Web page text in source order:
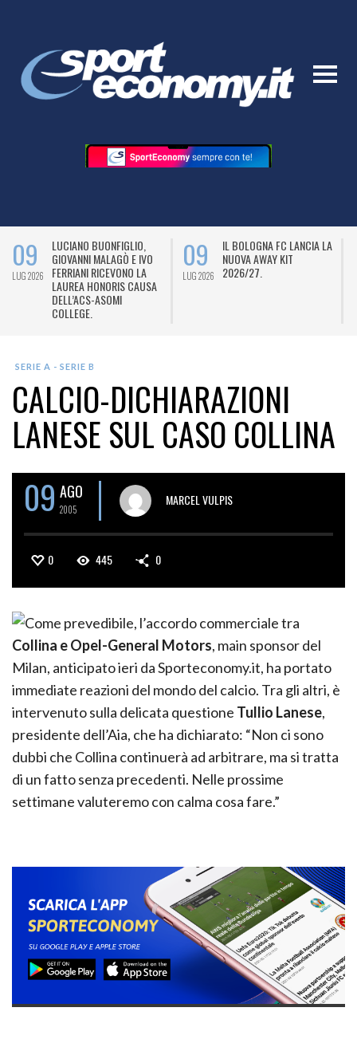
09
LUG 2026
LUCIANO BUONFIGLIO,
GIOVANNI MALAGÒ E IVO
FERRIANI RICEVONO LA
LAUREA HONORIS CAUSA
DELL’ACS-ASOMI
COLLEGE.
09
LUG 2026
IL BOLOGNA FC LANCIA LA
NUOVA AWAY KIT
2026/27.
SERIE A - SERIE B
CALCIO-DICHIARAZIONI
LANESE SUL CASO COLLINA
09 AGO
2005
MARCEL VULPIS
0 445 0
Come prevedibile, l’accordo commerciale tra
Collina e Opel-General Motors, main sponsor del
Milan, anticipato ieri da Sporteconomy.it, ha portato
immediate reazioni del mondo del calcio. Tra gli altri, è
intervenuto sulla delicata questione Tullio Lanese,
presidente dell’Aia, che ha dichiarato: “Non ci sono
dubbi che Collina continuerà ad arbitrare, ma si tratta
di un fatto senza precedenti. Nelle prossime
settimane valuteremo con calma cosa fare.”